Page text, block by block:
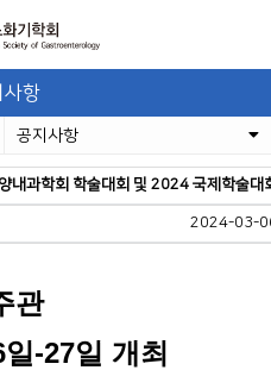
사항
공지사항
내과학회 학술대회 및 2024 국제학술
2024-03-
관
일 -27일 개최